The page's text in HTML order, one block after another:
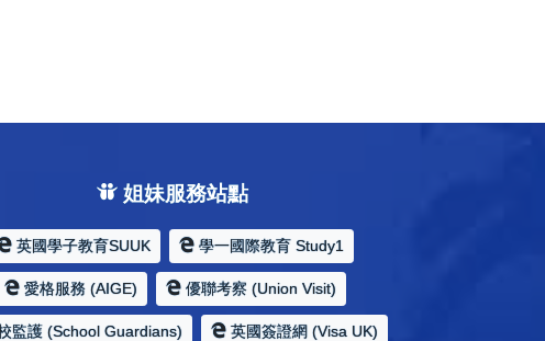
姐妹服務站點
英國學子教育SUUK 學一國際教育 Study1
愛格服務 (AIGE) 優聯考察 (Union Visit)
監護 (School Guardians) 英國簽證網 (Visa UK)